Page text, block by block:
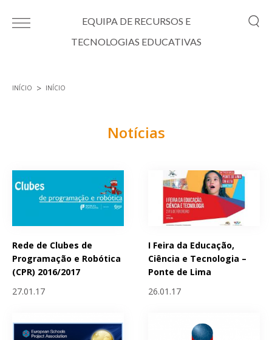
EQUIPA DE RECURSOS E
TECNOLOGIAS EDUCATIVAS
INÍCIO INÍCIO
Notícias
Rede de Clubes de
Programação e Robótica
(CPR) 2016/2017
27.01.17
I Feira da Educação,
Ciência e Tecnologia –
Ponte de Lima
26.01.17
Páginas